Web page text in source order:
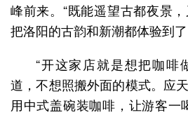
峰前来。“既能遥望古都夜景
把洛阳的古韵和新潮都体验到
“开这家店就是想把咖啡
道，不想照搬外面的模式。应
用中式盖碗装咖啡，让游客一